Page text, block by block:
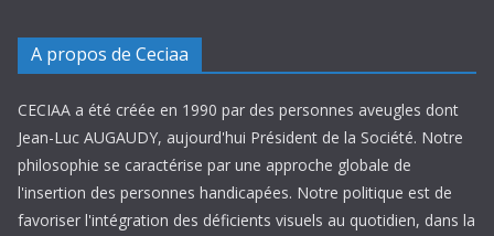
A propos de Ceciaa
CECIAA a été créée en 1990 par des personnes aveugles dont
Jean-Luc AUGAUDY, aujourd'hui Président de la Société. Notre
philosophie se caractérise par une approche globale de
l'insertion des personnes handicapées. Notre politique est de
favoriser l'intégration des déficients visuels au quotidien, dans la